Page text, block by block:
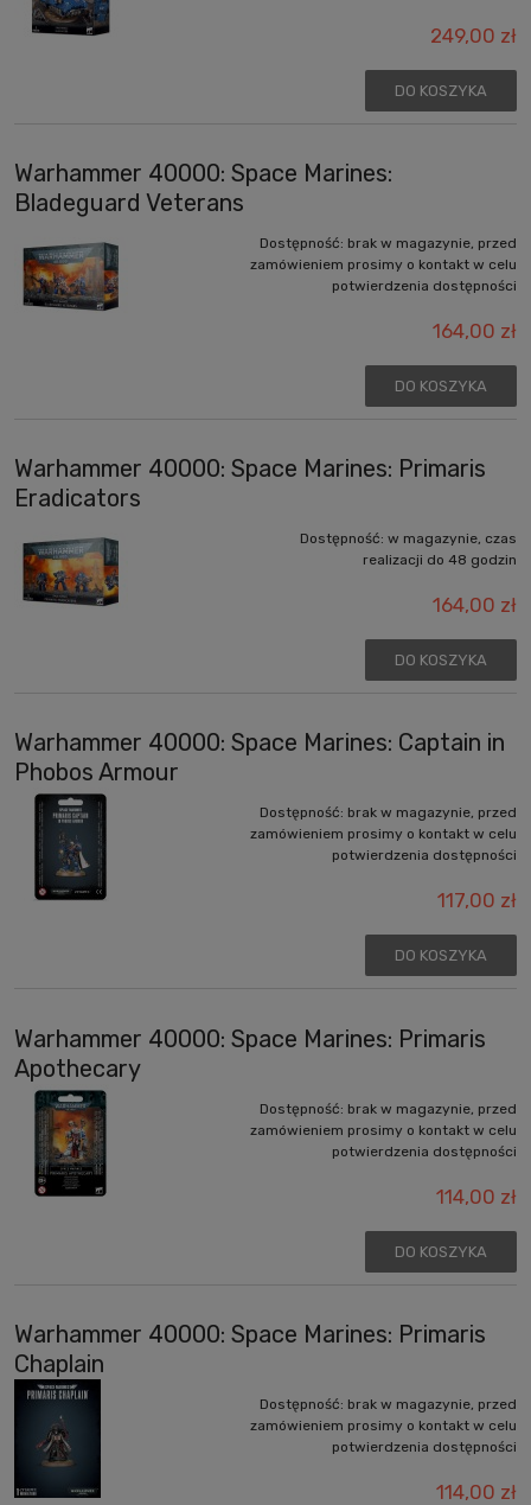
249,00 zł
DO KOSZYKA
Warhammer 40000: Space Marines:
Bladeguard Veterans
Dostępność: brak w magazynie, przed
zamówieniem prosimy o kontakt w celu
potwierdzenia dostępności
164,00 zł
DO KOSZYKA
Warhammer 40000: Space Marines: Primaris
Eradicators
Dostępność: w magazynie, czas
realizacji do 48 godzin
164,00 zł
DO KOSZYKA
Warhammer 40000: Space Marines: Captain in
Phobos Armour
Dostępność: brak w magazynie, przed
zamówieniem prosimy o kontakt w celu
potwierdzenia dostępności
117,00 zł
DO KOSZYKA
Warhammer 40000: Space Marines: Primaris
Apothecary
Dostępność: brak w magazynie, przed
zamówieniem prosimy o kontakt w celu
potwierdzenia dostępności
114,00 zł
DO KOSZYKA
Warhammer 40000: Space Marines: Primaris
Chaplain
Dostępność: brak w magazynie, przed
zamówieniem prosimy o kontakt w celu
potwierdzenia dostępności
114,00 zł